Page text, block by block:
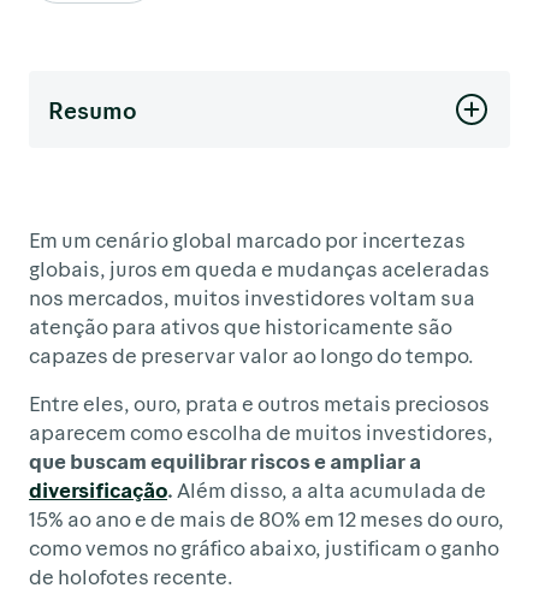
Resumo
Em um cenário global marcado por incertezas
globais, juros em queda e mudanças aceleradas
nos mercados, muitos investidores voltam sua
atenção para ativos que historicamente são
capazes de preservar valor ao longo do tempo.
Entre eles, ouro, prata e outros metais preciosos
aparecem como escolha de muitos investidores,
que buscam equilibrar riscos e ampliar a
diversificação. Além disso, a alta acumulada de
15% ao ano e de mais de 80% em 12 meses do ouro,
como vemos no gráfico abaixo, justificam o ganho
de holofotes recente.